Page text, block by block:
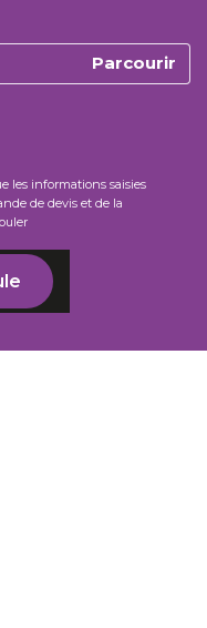
les informations saisies
de devis et de la